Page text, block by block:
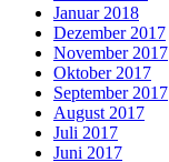
Januar 2018
Dezember 2017
November 2017
Oktober 2017
September 2017
August 2017
Juli 2017
Juni 2017